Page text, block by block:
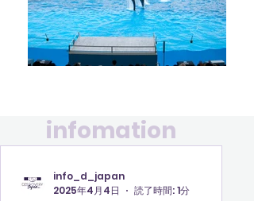
infomation
info_d_japan
2025年4月4日
読了時間: 1分